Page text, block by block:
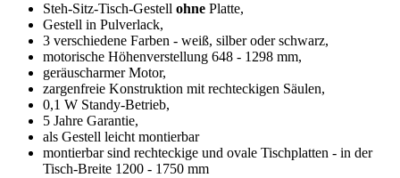
Steh-Sitz-Tisch-Gestell ohne Platte,
Gestell in Pulverlack,
3 verschiedene Farben - weiß, silber oder schwarz,
motorische Höhenverstellung 648 - 1298 mm,
geräuscharmer Motor,
zargenfreie Konstruktion mit rechteckigen Säulen,
0,1 W Standy-Betrieb,
5 Jahre Garantie,
als Gestell leicht montierbar
montierbar sind rechteckige und ovale Tischplatten - in der
Tisch-Breite 1200 - 1750 mm